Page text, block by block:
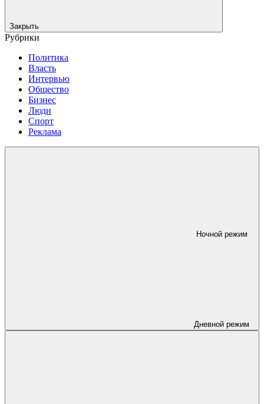
Закрыть
Рубрики
Политика
Власть
Интервью
Общество
Бизнес
Люди
Спорт
Реклама
Ночной режим
Дневной режим